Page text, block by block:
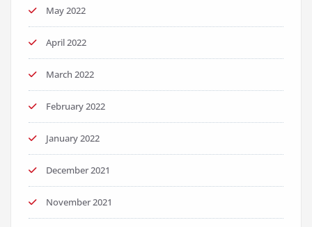
May 2022
April 2022
March 2022
February 2022
January 2022
December 2021
November 2021